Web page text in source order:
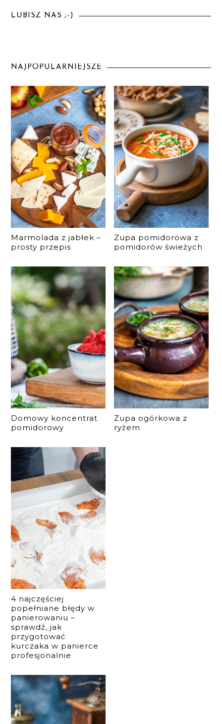
LUBISZ NAS ;-)
NAJPOPULARNIEJSZE
Marmolada z jabłek –
prosty przepis
Zupa pomidorowa z
pomidorów świeżych
Domowy koncentrat
pomidorowy
Zupa ogórkowa z
ryżem
4 najczęściej
popełniane błędy w
panierowaniu –
sprawdź, jak
przygotować
kurczaka w panierce
profesjonalnie